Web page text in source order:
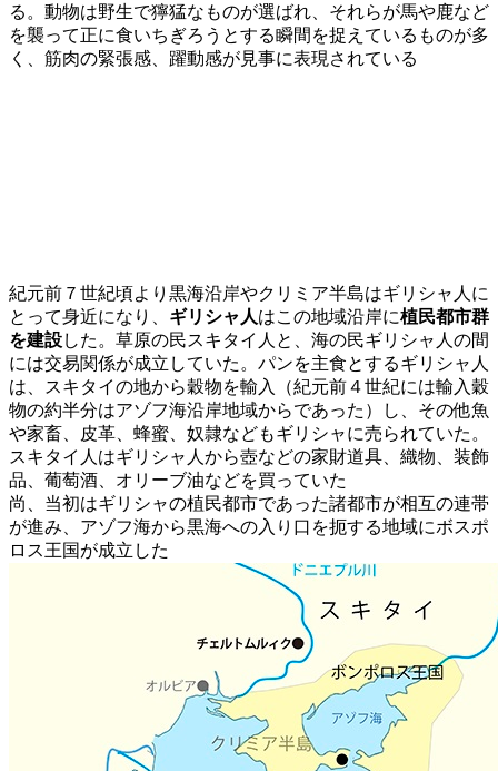
る。動物は野生で獰猛なものが選ばれ、それらが馬や鹿など
を襲って正に食いちぎろうとする瞬間を捉えているものが多
く、筋肉の緊張感、躍動感が見事に表現されている
紀元前７世紀頃より黒海沿岸やクリミア半島はギリシャ人に
とって身近になり、 ギリシャ人はこの地域沿岸に植民都市群
を建設した。草原の民スキタイ人と、海の民ギリシャ人の間
には交易関係が成立していた。パンを主食とするギリシャ人
は、スキタイの地から穀物を輸入（紀元前４世紀には輸入穀
物の約半分はアゾフ海沿岸地域からであった）し、その他魚
や家畜、皮革、蜂蜜、奴隷などもギリシャに売られていた。
スキタイ人はギリシャ人から壺などの家財道具、織物、装飾
品、葡萄酒、オリーブ油などを買っていた
尚、当初はギリシャの植民都市であった諸都市が相互の連帯
が進み、アゾフ海から黒海への入り口を扼する地域にボスポ
ロス王国が成立した